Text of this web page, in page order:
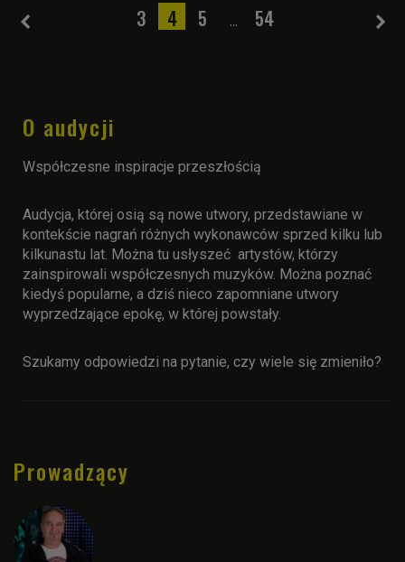
3 4 5 ... 54
O audycji
Współczesne inspiracje przeszłością
Audycja, której osią są nowe utwory, przedstawiane w
kontekście nagrań różnych wykonawców sprzed kilku lub
kilkunastu lat. Można tu usłyszeć artystów, którzy
zainspirowali współczesnych muzyków. Można poznać
kiedyś popularne, a dziś nieco zapomniane utwory
wyprzedzające epokę, w której powstały.
Szukamy odpowiedzi na pytanie, czy wiele się zmieniło?
Prowadzący